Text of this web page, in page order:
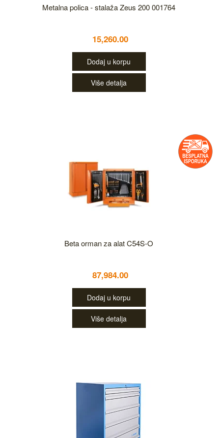
Metalna polica - stalaža Zeus 200 001764
15,260.00
Dodaj u korpu
Više detalja
Beta orman za alat C54S-O
87,984.00
Dodaj u korpu
Više detalja